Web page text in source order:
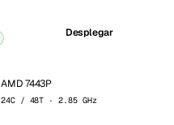
Desplegar
AMD 7443P
24C / 48T · 2.85 GHz